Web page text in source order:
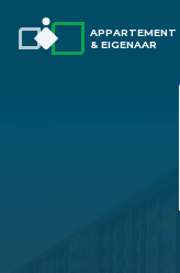
APPARTEMENT
& EIGENAAR